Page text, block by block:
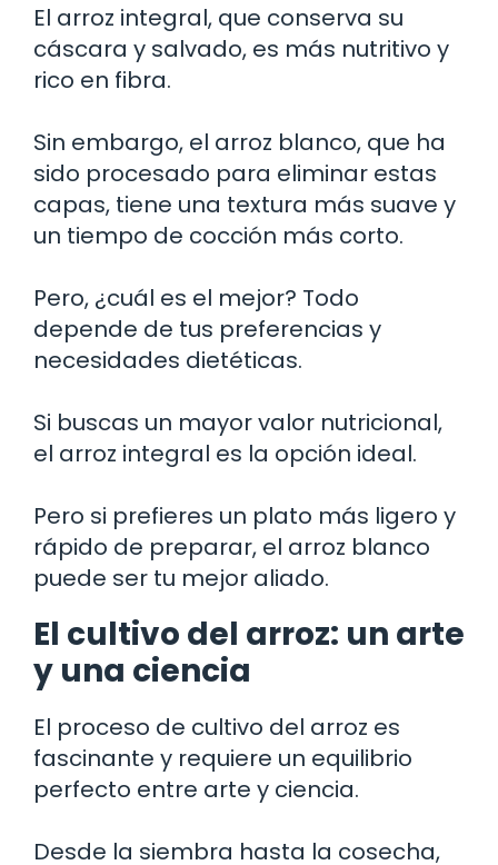
El arroz integral, que conserva su
cáscara y salvado, es más nutritivo y
rico en fibra.
Sin embargo, el arroz blanco, que ha
sido procesado para eliminar estas
capas, tiene una textura más suave y
un tiempo de cocción más corto.
Pero, ¿cuál es el mejor? Todo
depende de tus preferencias y
necesidades dietéticas.
Si buscas un mayor valor nutricional,
el arroz integral es la opción ideal.
Pero si prefieres un plato más ligero y
rápido de preparar, el arroz blanco
puede ser tu mejor aliado.
El cultivo del arroz: un arte
y una ciencia
El proceso de cultivo del arroz es
fascinante y requiere un equilibrio
perfecto entre arte y ciencia.
Desde la siembra hasta la cosecha,